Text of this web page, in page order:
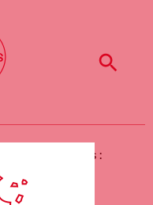
Barreau des arts :